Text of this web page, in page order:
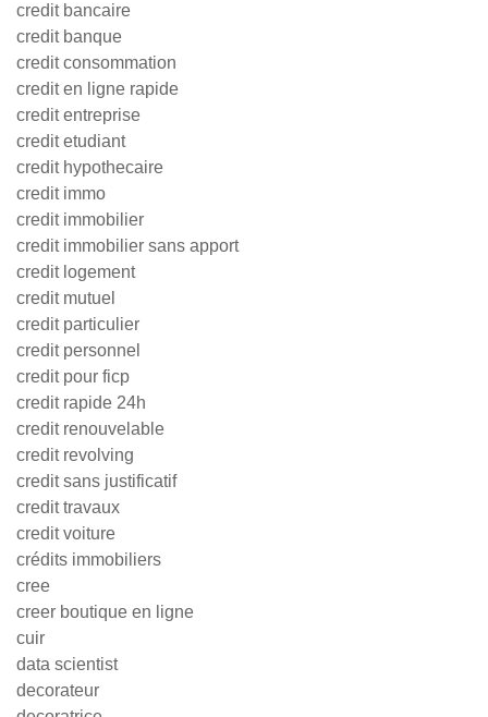
credit bancaire
credit banque
credit consommation
credit en ligne rapide
credit entreprise
credit etudiant
credit hypothecaire
credit immo
credit immobilier
credit immobilier sans apport
credit logement
credit mutuel
credit particulier
credit personnel
credit pour ficp
credit rapide 24h
credit renouvelable
credit revolving
credit sans justificatif
credit travaux
credit voiture
crédits immobiliers
cree
creer boutique en ligne
cuir
data scientist
decorateur